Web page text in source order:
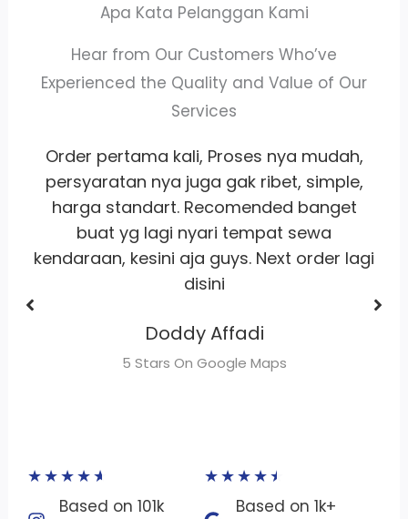
Apa Kata Pelanggan Kami
Hear from Our Customers Who’ve
Experienced the Quality and Value of Our
Services
Whort it bangetpelayananramah
satset recomm banget lah pokoknya
buat sewa motor area jakarta
Dhimas Adrian Adrian
5 Stars On Google Maps
★★★★★
Based on 101k
★★★★★
Based on 1k+